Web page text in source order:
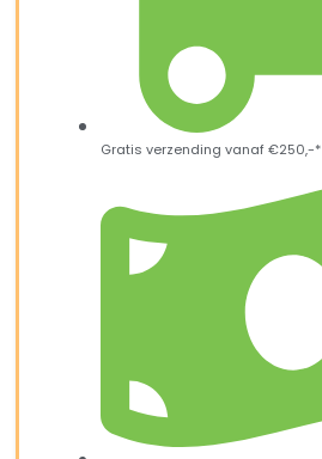
Gratis verzending vanaf €250,-*